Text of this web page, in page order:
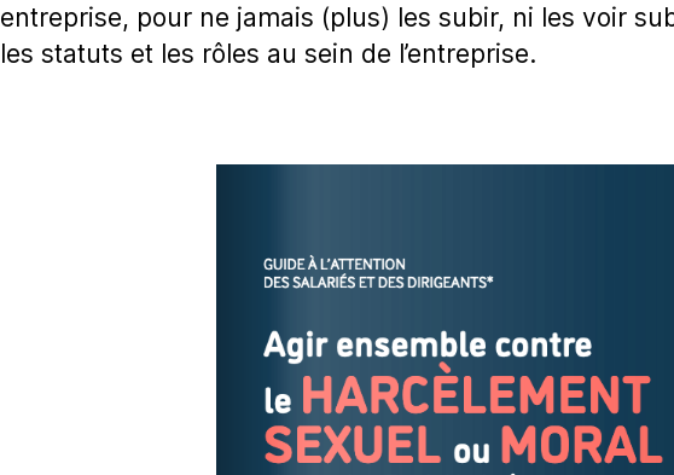
entreprise, pour ne jamais (plus) les subir, ni les voir
les statuts et les rôles au sein de l’entreprise.